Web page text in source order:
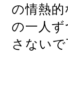
の情熱
の一人
さないで